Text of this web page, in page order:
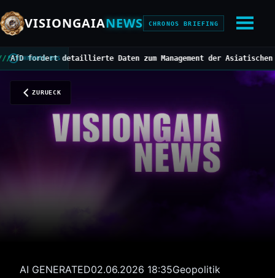
VISIONGAIANEWS CHRONOS BRIEFING
CHRONOS BUS
fordert detaillierte Daten zum Management der Asiatischen
ZURUECK
AI GENERATED02.06.2026 18:35Geopolitik